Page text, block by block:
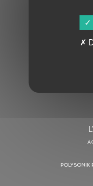
En cochant cette
POLYSONIK